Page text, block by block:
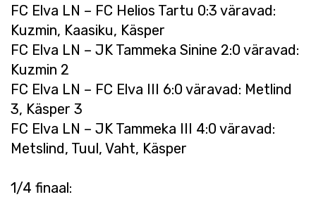
FC Elva LN – FC Helios Tartu 0:3 väravad:
Kuzmin, Kaasiku, Käsper
FC Elva LN – JK Tammeka Sinine 2:0 väravad:
Kuzmin 2
FC Elva LN – FC Elva III 6:0 väravad: Metlind
3, Käsper 3
FC Elva LN – JK Tammeka III 4:0 väravad:
Metslind, Tuul, Vaht, Käsper
1/4 finaal: